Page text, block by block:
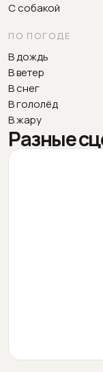
С собакой
ПО ПОГОДЕ
В дождь
В ветер
В снег
В гололёд
В жару
Разные